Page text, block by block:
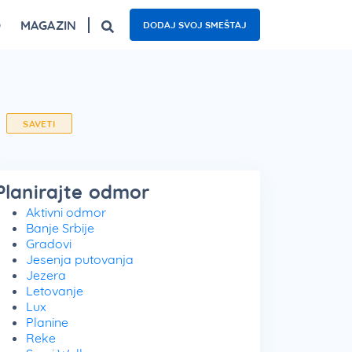
MAGAZIN DODAJ SVOJ SMEŠTAJ
SAVETI
odmor
Aktivni odmor
Banje Srbije
Gradovi
Jesenja putovanja
Jezera
Letovanje
Lux
Planine
Reke